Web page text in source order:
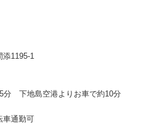
添1195-1
分 下地島空港よりお車で約10分
車通勤可